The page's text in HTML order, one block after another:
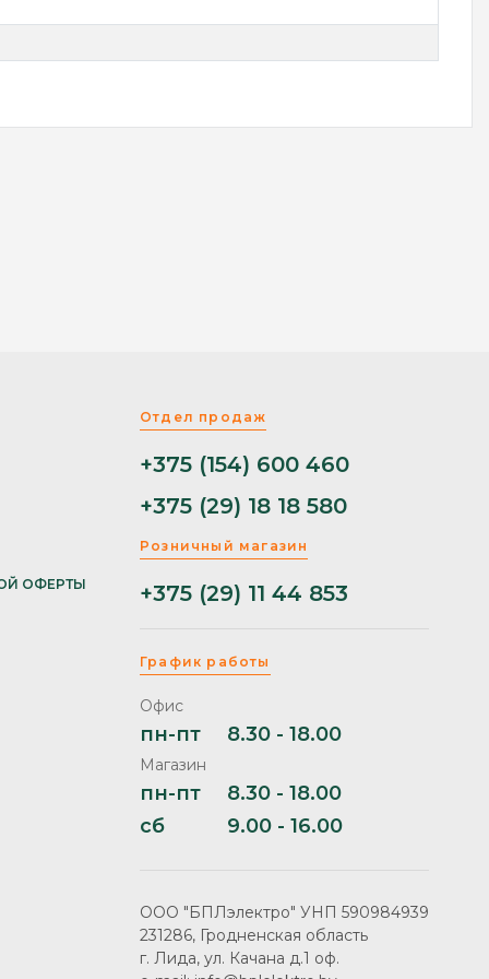
ОФЕРТЫ
Отдел продаж
+375 (154) 600 460
+375 (29) 18 18 580
Розничный магазин
+375 (29) 11 44 853
График работы
Офис
пн-пт 8.30 - 18.00
Магазин
пн-пт
8.30 - 18.00
сб
9.00 - 16.00
ООО "БПЛэлектро" УНП 590984939
231286, Гродненская область
г. Лида, ул. Качана д.1 оф.